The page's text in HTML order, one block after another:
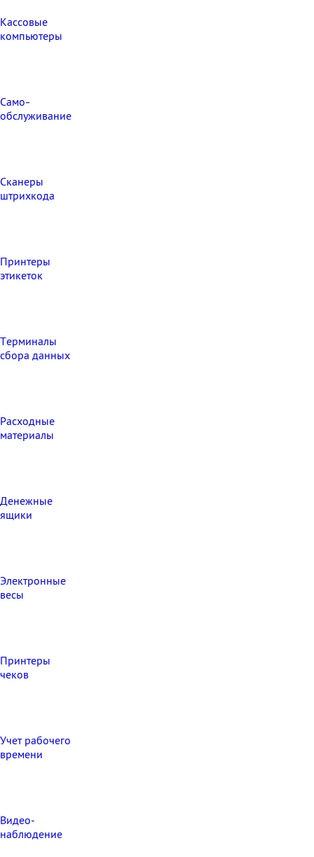
Кассовые
компьютеры
Само-
обслуживание
Сканеры
штрихкода
Принтеры
этикеток
Терминалы
сбора данных
Расходные
материалы
Денежные
ящики
Электронные
весы
Принтеры
чеков
Учет рабочего
времени
Видео‑
наблюдение